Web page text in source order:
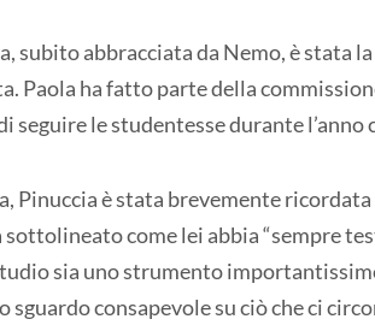
subito abbracciata da Nemo, è stata
Paola ha fatto parte della
seguire le studentesse durante
Pinuccia è stata brevemente ricordata
sottolineato come lei abbia “sempre
sia uno strumento
sguardo consapevole su ciò che ci